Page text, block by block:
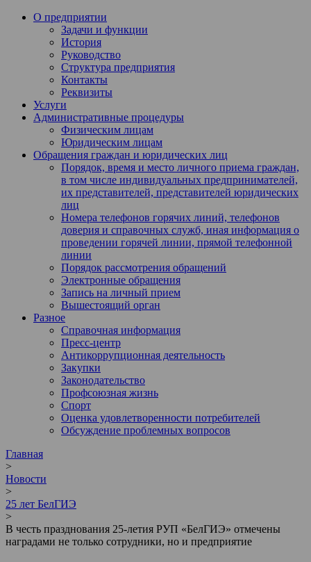
О предприятии
Задачи и функции
История
Руководство
Структура предприятия
Контакты
Реквизиты
Услуги
Административные процедуры
Физическим лицам
Юридическим лицам
Обращения граждан и юридических лиц
Порядок, время и место личного приема граждан,
в том числе индивидуальных предпринимателей,
их представителей, представителей юридических
лиц
Номера телефонов горячих линий, телефонов
доверия и справочных служб, иная информация о
проведении горячей линии, прямой телефонной
линии
Порядок рассмотрения обращений
Электронные обращения
Запись на личный прием
Вышестоящий орган
Разное
Справочная информация
Пресс-центр
Антикоррупционная деятельность
Закупки
Законодательство
Профсоюзная жизнь
Спорт
Оценка удовлетворенности потребителей
Обсуждение проблемных вопросов
Главная
>
Новости
>
25 лет БелГИЭ
>
В честь празднования 25-летия РУП «БелГИЭ» отмечены
наградами не только сотрудники, но и предприятие